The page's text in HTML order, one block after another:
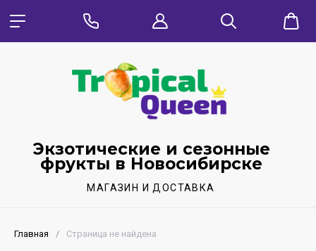
Экзотические и сезонные
фрукты в Новосибирске
МАГАЗИН И ДОСТАВКА
Главная / Страница не найдена